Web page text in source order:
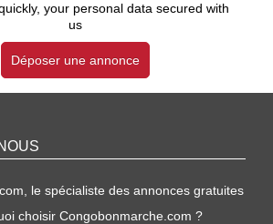
your personal data secured with
us
Déposer une annonce
le spécialiste des annonces gratuites
choisir Congobonmarche.com ?